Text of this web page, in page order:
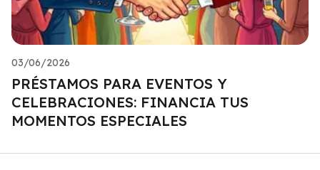
03/06/2026
PRÉSTAMOS PARA EVENTOS Y
CELEBRACIONES: FINANCIA TUS
MOMENTOS ESPECIALES